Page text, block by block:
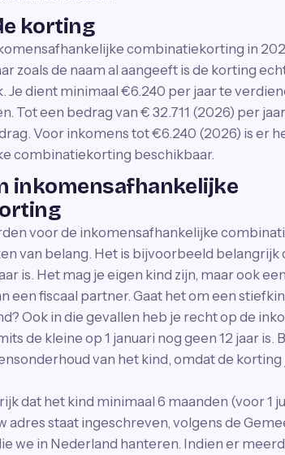
korting
combinatiekorting in
zoals de naam al aangeeft is de korting
Je dient minimaal €6.240 per jaar te
Tot een bedrag van € 32.711 (2026) per
Voor inkomens tot €6.240 (2026) is er
combinatiekorting beschikbaar.
inkomensafhankelijke
voor de inkomensafhankelijke
van belang. Het is bijvoorbeeld belangrijk
is. Het mag je eigen kind zijn, maar ook
een fiscaal partner. Gaat het om een
Ook in die gevallen heb je recht op de
de kleine op 1 januari nog geen 12 jaar is.
van het kind, omdat de
dat het kind minimaal 6 maanden (voor 1
adres staat ingeschreven, volgens de
we in Nederland hanteren. Indien er